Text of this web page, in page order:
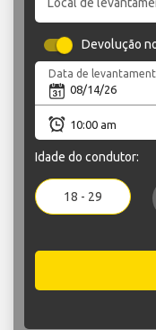
Devolução
Data de
Idade do condutor:
18 - 29